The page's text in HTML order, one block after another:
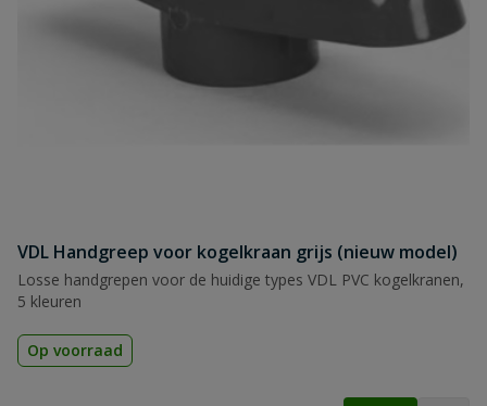
VDL Handgreep voor kogelkraan grijs (nieuw model)
Losse handgrepen voor de huidige types VDL PVC kogelkranen,
5 kleuren
Op voorraad